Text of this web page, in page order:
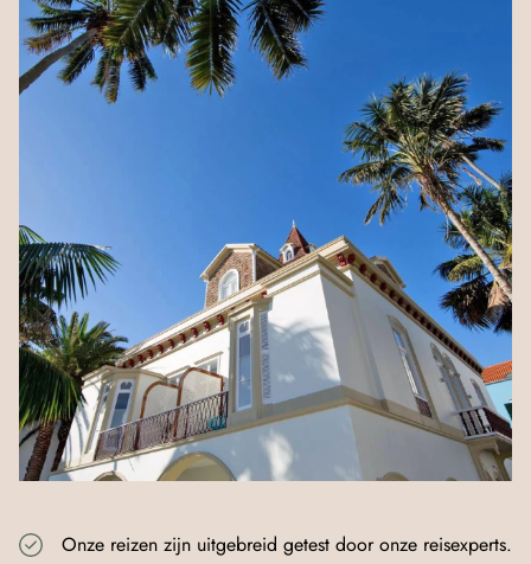
Onze reizen zijn uitgebreid getest door onze reisexperts.